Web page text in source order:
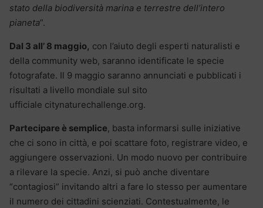
stato della biodiversità marina e terrestre dell’intero
pianeta”.
Dal 3 all’ 8 maggio, con l’aiuto degli esperti naturalisti e
della community web, saranno identificate le specie
fotografate. Il 9 maggio saranno annunciati e pubblicati i
risultati a livello mondiale sul sito
ufficiale citynaturechallenge.org.
Partecipare è semplice, basta informarsi sulle iniziative
che ci sono in città, e poi scattare foto, registrare video, e
aggiungere osservazioni. Un modo nuovo per contribuire
a rilevare la specie. Anzi, si può anche diventare
“contagiosi” invitando altri a fare lo stesso per aumentare
il numero dei cittadini scienziati. Contestualmente, le